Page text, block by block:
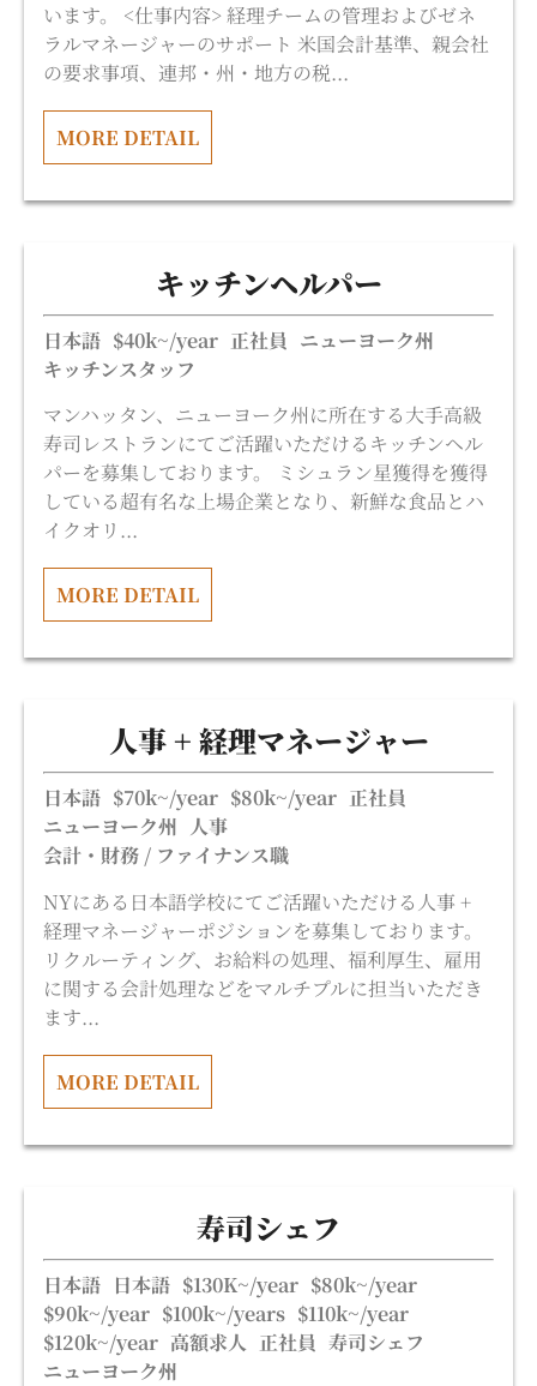
います。 <仕事内容> 経理チームの管理およびゼネ
ラルマネージャーのサポート 米国会計基準、親会社
の要求事項、連邦・州・地方の税...
MORE DETAIL
キッチンヘルパー
日本語 $40k~/year 正社員 ニューヨーク州
キッチンスタッフ
マンハッタン、ニューヨーク州に所在する大手高級
寿司レストランにてご活躍いただけるキッチンヘル
パーを募集しております。 ミシュラン星獲得を獲得
している超有名な上場企業となり、新鮮な食品とハ
イクオリ...
MORE DETAIL
人事 + 経理マネージャー
日本語 $70k~/year $80k~/year 正社員
ニューヨーク州 人事
会計・財務 / ファイナンス職
NYにある日本語学校にてご活躍いただける人事 +
経理マネージャーポジションを募集しております。
リクルーティング、お給料の処理、福利厚生、雇用
に関する会計処理などをマルチプルに担当いただき
ます...
MORE DETAIL
寿司シェフ
日本語 日本語 $130K~/year $80k~/year
$90k~/year $100k~/years $110k~/year
$120k~/year 高額求人 正社員 寿司シェフ
ニューヨーク州